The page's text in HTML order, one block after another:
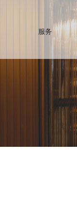
服务